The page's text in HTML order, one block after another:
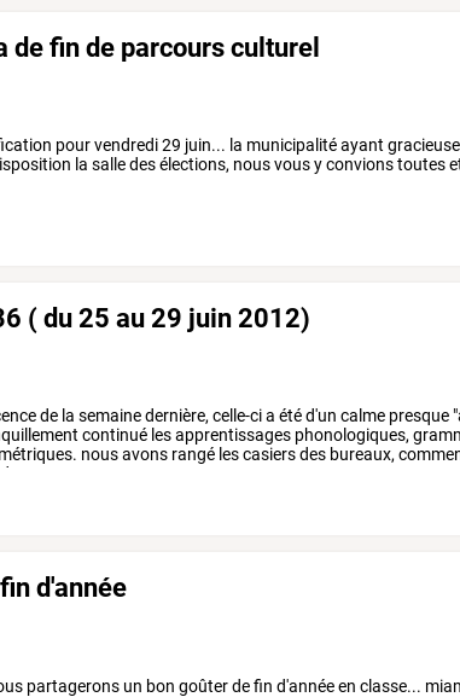
de fin de parcours culturel
pour vendredi 29 juin... la municipalité ayant
la salle des élections, nous vous y convions toutes
( du 25 au 29 juin 2012)
de la semainedernière, celle-cia étéd'un calme presque
continué lesapprentissages phonologiques,
nousavons rangé lescasiersdes bureaux,
des
d'année
partagerons un bon goûter de fin d'année en classe...